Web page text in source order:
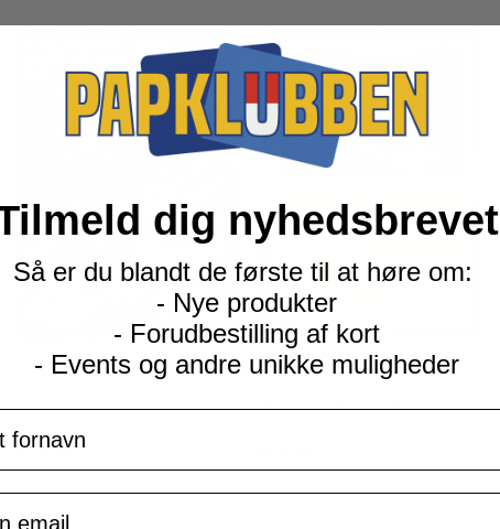
SV07 Stellar Crown
Melmetal ex - 105/142
kr.40,00 Current
price
kr. 39,95.
TILFØJ TIL KURV
SV07 Stellar Crown
Zeraora - 055/142 (Holo)
price
kr. 39,95.
TILFØJ TIL KURV
dig nyhedsbrevet
Så er du blandt de første til at høre om:
- Nye produkter
- Forudbestilling af kort
- Events og andre unikke muligheder